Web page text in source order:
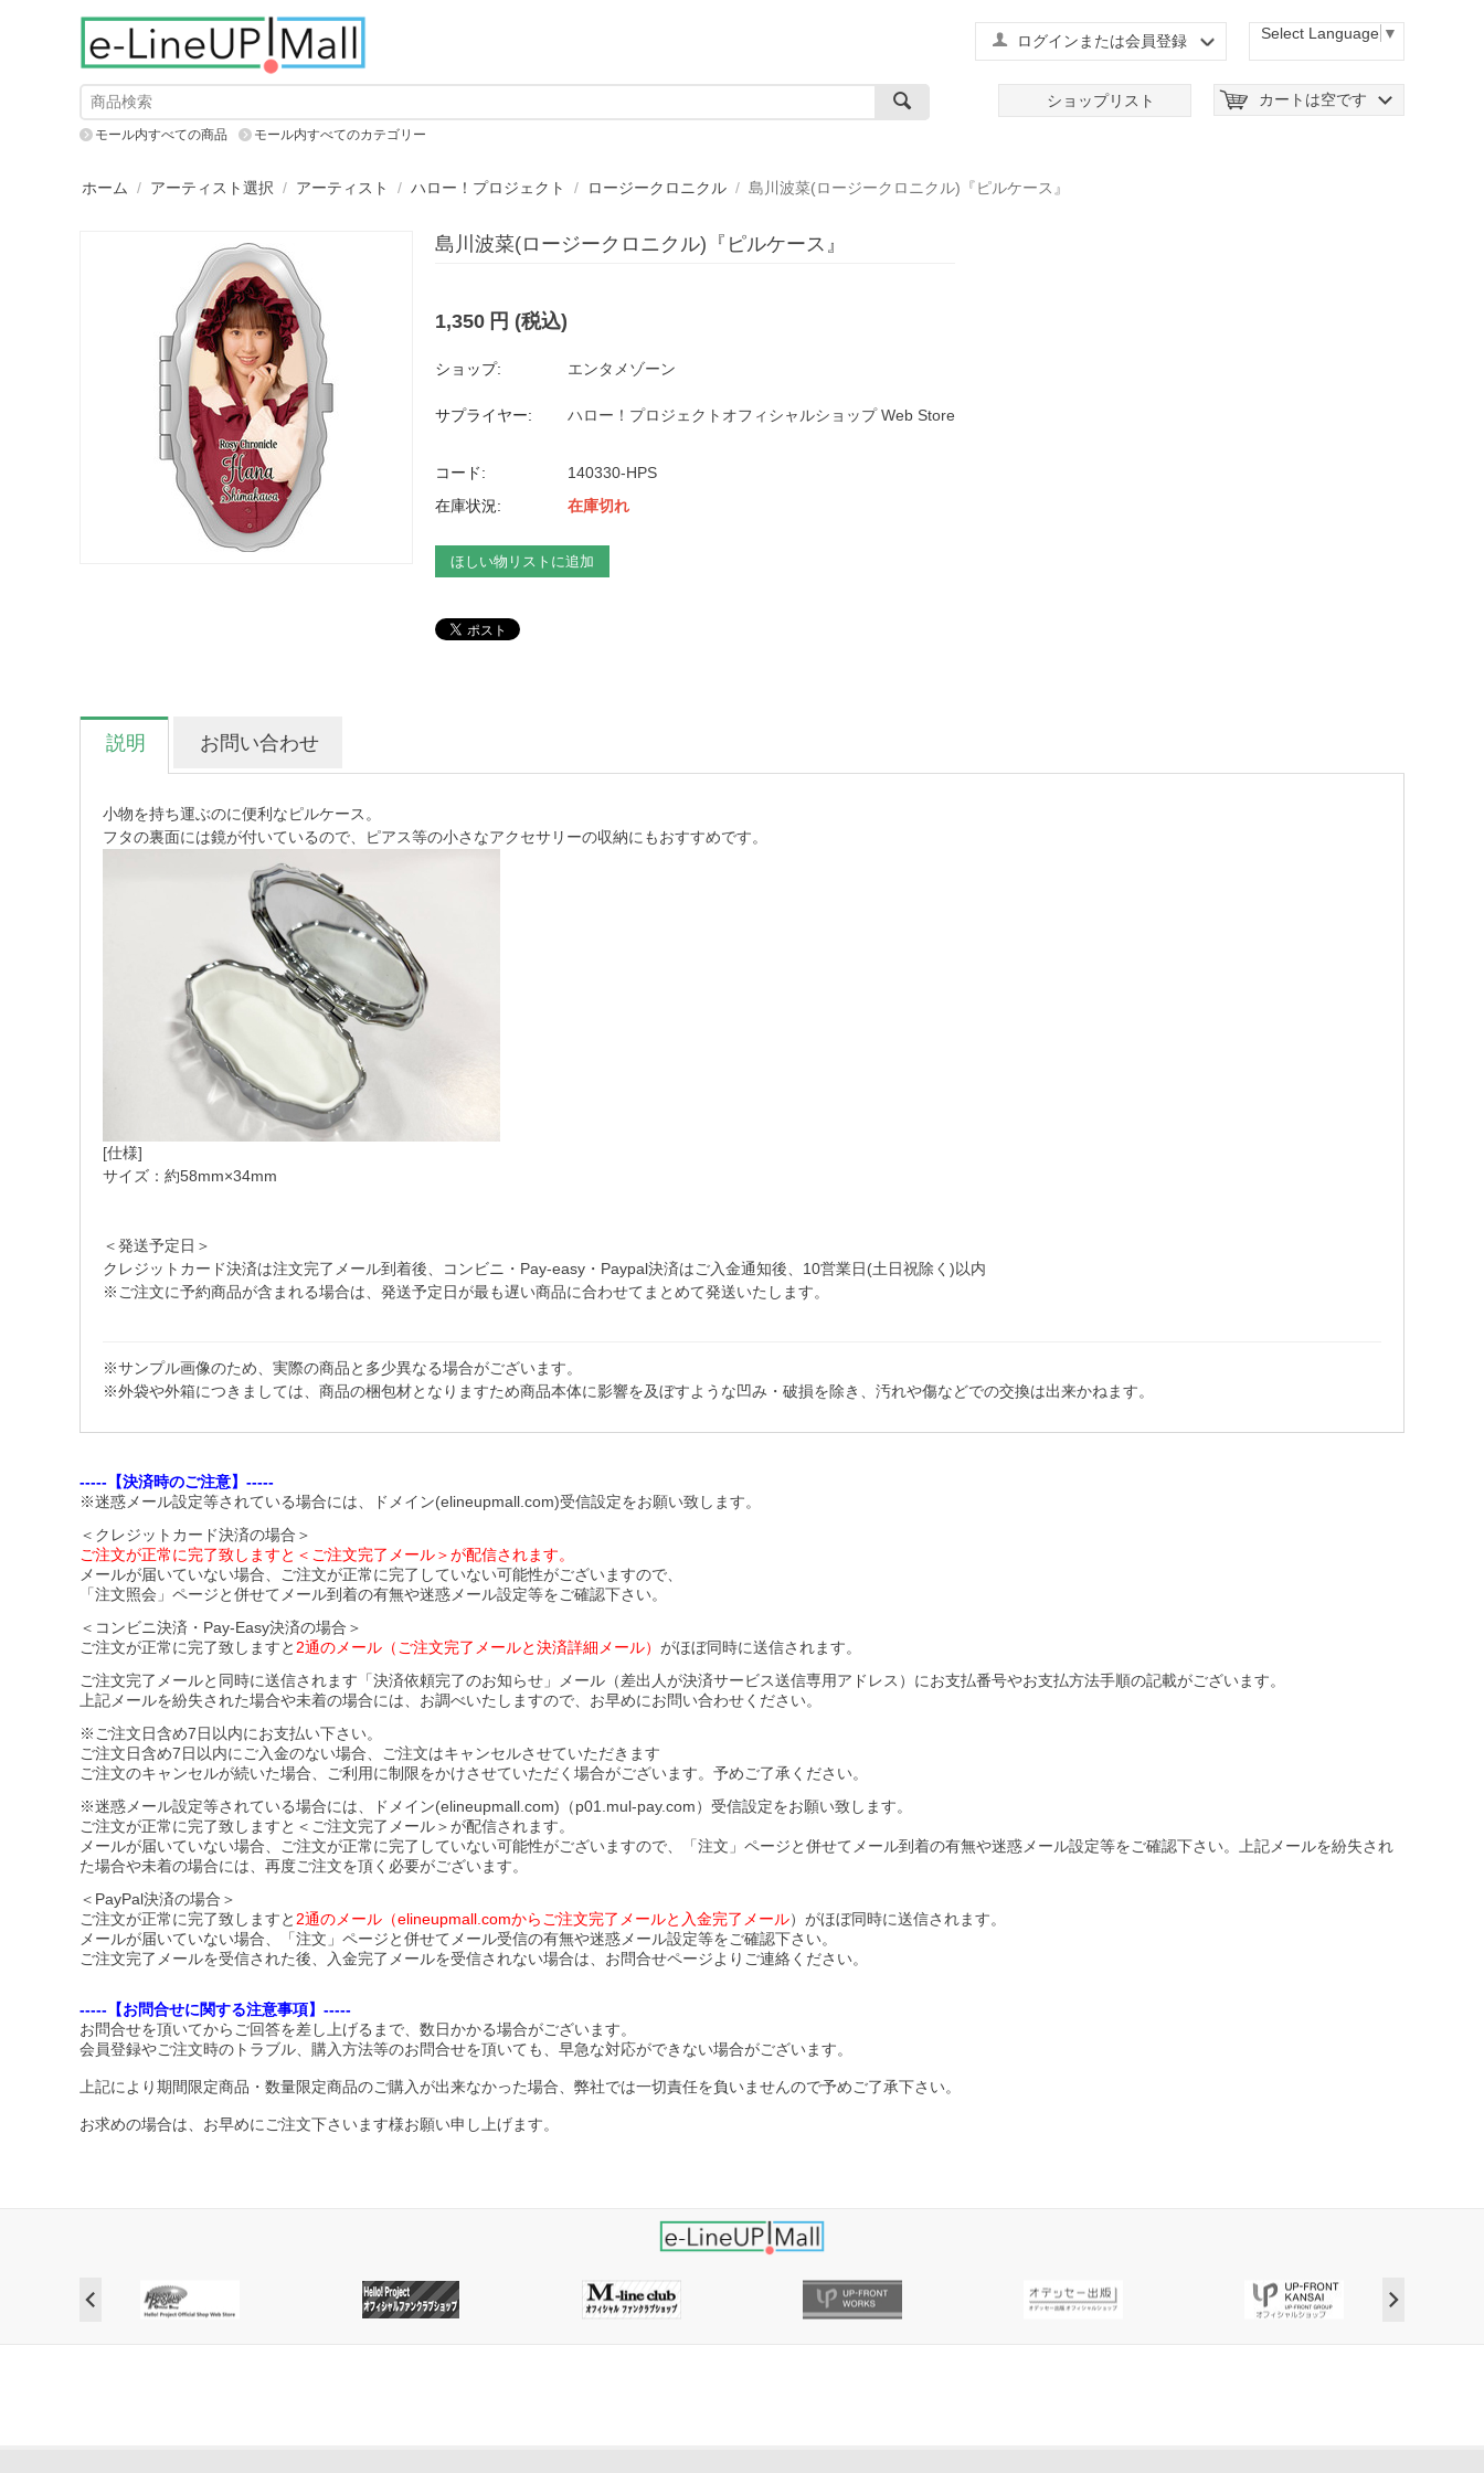
Select Language ▼
ログインまたは会員登録
カートは空です
ショップリスト
モール内すべての商品 モール内すべてのカテゴリー
ホーム / アーティスト選択 / アーティスト / ハロー！プロジェクト / ロージークロニクル / 島川波菜(ロージークロニクル)『ピルケース』
島川波菜(ロージークロニクル)『ピルケース』
1,350 円 (税込)
ショップ: エンタメゾーン
サプライヤー: ハロー！プロジェクトオフィシャルショップ Web Store
コード:
140330-HPS
在庫状況:
在庫切れ
ほしい物リストに追加
説明 お問い合わせ
小物を持ち運ぶのに便利なピルケース。
フタの裏面には鏡が付いているので、ピアス等の小さなアクセサリーの収納にもおすすめです。
[仕様]
サイズ：約58mm×34mm
＜発送予定日＞
クレジットカード決済は注文完了メール到着後、コンビニ・Pay-easy・Paypal決済はご入金通知後、10営業日(土日祝除く)以内
※ご注文に予約商品が含まれる場合は、発送予定日が最も遅い商品に合わせてまとめて発送いたします。
※サンプル画像のため、実際の商品と多少異なる場合がございます。
※外袋や外箱につきましては、商品の梱包材となりますため商品本体に影響を及ぼすような凹み・破損を除き、汚れや傷などでの交換は出来かねます。
-----【決済時のご注意】-----
※迷惑メール設定等されている場合には、ドメイン(elineupmall.com)受信設定をお願い致します。
＜クレジットカード決済の場合＞
ご注文が正常に完了致しますと＜ご注文完了メール＞が配信されます。
メールが届いていない場合、ご注文が正常に完了していない可能性がございますので、
「注文照会」ページと併せてメール到着の有無や迷惑メール設定等をご確認下さい。
＜コンビニ決済・Pay-Easy決済の場合＞
ご注文が正常に完了致しますと2通のメール（ご注文完了メールと決済詳細メール） がほぼ同時に送信されます。
ご注文完了メールと同時に送信されます「決済依頼完了のお知らせ」メール（差出人が決済サービス送信専用アドレス）にお支払番号やお支払方法手順の記載がございます。
上記メールを紛失された場合や未着の場合には、お調べいたしますので、お早めにお問い合わせください。
※ご注文日含め7日以内にお支払い下さい。
ご注文日含め7日以内にご入金のない場合、ご注文はキャンセルさせていただきます
ご注文のキャンセルが続いた場合、ご利用に制限をかけさせていただく場合がございます。予めご了承ください。
※迷惑メール設定等されている場合には、ドメイン(elineupmall.com)（p01.mul-pay.com）受信設定をお願い致します。
ご注文が正常に完了致しますと＜ご注文完了メール＞が配信されます。
メールが届いていない場合、ご注文が正常に完了していない可能性がございますので、「注文」ページと併せてメール到着の有無や迷惑メール設定等をご確認下さい。 上記メールを紛失され
た場合や未着の場合には、再度ご注文を頂く必要がございます。
＜PayPal決済の場合＞
ご注文が正常に完了致しますと2通のメール（elineupmall.comからご注文完了メールと入金完了メール）がほぼ同時に送信されます。
メールが届いていない場合、「注文」ページと併せてメール受信の有無や迷惑メール設定等をご確認下さい。
ご注文完了メールを受信された後、入金完了メールを受信されない場合は、お問合せページよりご連絡ください。
-----【お問合せに関する注意事項】-----
お問合せを頂いてからご回答を差し上げるまで、数日かかる場合がございます。
会員登録やご注文時のトラブル、購入方法等のお問合せを頂いても、早急な対応ができない場合がございます。
上記により期間限定商品・数量限定商品のご購入が出来なかった場合、弊社では一切責任を負いませんので予めご了承下さい。
お求めの場合は、お早めにご注文下さいます様お願い申し上げます。